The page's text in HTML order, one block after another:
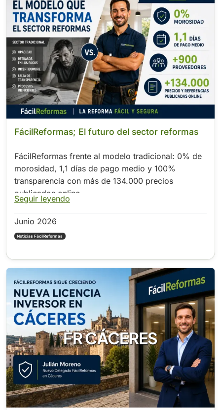
.
FácilReformas; El futuro del sector reformas
FácilReformas frente al modelo tradicional: 0% de
morosidad, 1,1 días de pago medio y 100%
transparencia con más de 134.000 precios
publicados online
Seguir leyendo
Junio 2026
Noticias FácilReformas
FR CÁCERES